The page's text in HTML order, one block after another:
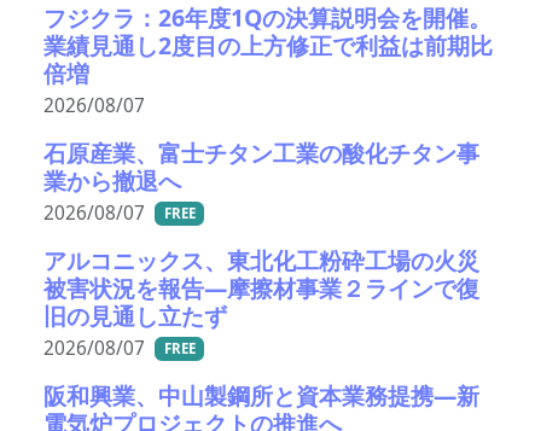
フジクラ：26年度1Qの決算説明会を開催。
業績見通し2度目の上方修正で利益は前期比
倍増
2026/08/07
石原産業、富士チタン工業の酸化チタン事
業から撤退へ
2026/08/07 FREE
アルコニックス、東北化工粉砕工場の火災
被害状況を報告―摩擦材事業２ラインで復
旧の見通し立たず
2026/08/07 FREE
阪和興業、中山製鋼所と資本業務提携―新
電気炉プロジェクトの推進へ